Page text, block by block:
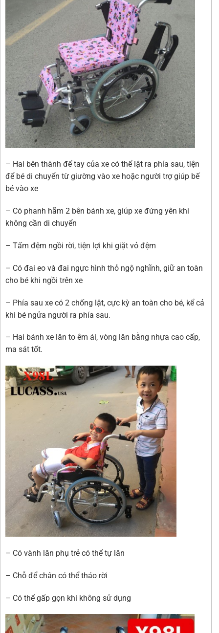
– Hai bên thành để tay của xe có thể lật ra phía sau, tiện
để bé di chuyển từ giường vào xe hoặc người trợ giúp bế
bé vào xe
– Có phanh hãm 2 bên bánh xe, giúp xe đứng yên khi
không cần di chuyển
– Tấm đệm ngồi rời, tiện lợi khi giặt vỏ đệm
– Có đai eo và đai ngực hình thỏ ngộ nghĩnh, giữ an toàn
cho bé khi ngồi trên xe
– Phía sau xe có 2 chống lật, cực kỳ an toàn cho bé, kể cả
khi bé ngửa người ra phía sau.
– Hai bánh xe lăn to êm ái, vòng lăn bằng nhựa cao cấp,
ma sát tốt.
– Có vành lăn phụ trẻ có thể tự lăn
– Chỗ để chân có thể tháo rời
– Có thể gấp gọn khi không sử dụng